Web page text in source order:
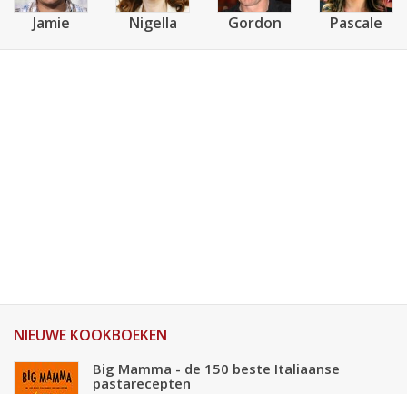
Jamie Nigella Gordon Pascale
NIEUWE KOOKBOEKEN
Big Mamma - de 150 beste Italiaanse
pastarecepten